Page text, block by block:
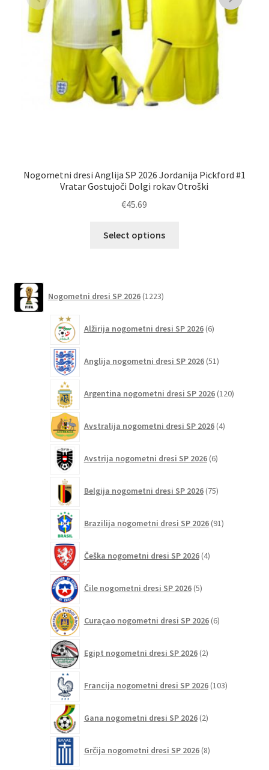
Nogometni dresi Anglija SP 2026 Jordanija Pickford #1
Vratar Gostujoči Dolgi rokav Otroški
€45.69
Select options
izberete
strani
Nogometni dresi SP 2026 1223izdelkov
Alžirija nogometni dresi SP 2026 6izdelkov
Anglija nogometni dresi SP 2026 51izdelkov
Argentina nogometni dresi SP 2026 120izdelkov
Avstralija nogometni dresi SP 2026 4izdelki
Avstrija nogometni dresi SP 2026 6izdelkov
Belgija nogometni dresi SP 2026 75izdelkov
Brazilija nogometni dresi SP 2026 91izdelkov
Češka nogometni dresi SP 2026 4izdelki
Čile nogometni dresi SP 2026 5izdelkov
Curaçao nogometni dresi SP 2026 6izdelkov
Egipt nogometni dresi SP 2026 2izdelka
Francija nogometni dresi SP 2026 103izdelki
Gana nogometni dresi SP 2026 2izdelka
Grčija nogometni dresi SP 2026 8izdelkov